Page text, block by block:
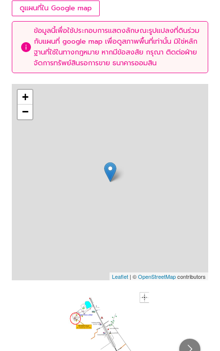
ดูแผนที่ใน Google map
ข้อมูลนี้เพื่อใช้ประกอบการแสดงลักษณะรูปแปลงที่ดินร่วม
กับแผนที่ google map เพื่อดูสภาพพื้นที่เท่านั้น มิใช่หลัก
ฐานที่ใช้ในทางกฎหมาย หากมีข้อสงสัย กรุณา ติดต่อฝ่าย
จัดการทรัพย์สินรอการขาย ธนาคารออมสิน
+
−
Leaflet | ©OpenStreetMapcontributors